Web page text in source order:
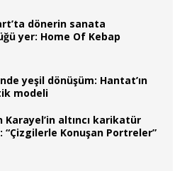
dönerin sanata
yer: Home Of Kebap
yeşil dönüşüm: Hantat’ın
modeli
Karayel’in altıncı karikatür
“Çizgilerle Konuşan Portreler”